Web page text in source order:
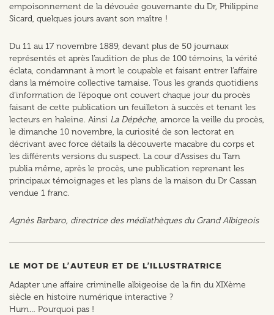
empoisonnement de la dévouée gouvernante du Dr, Philippine
Sicard, quelques jours avant son maître !
Du 11 au 17 novembre 1889, devant plus de 50 journaux
représentés et après l’audition de plus de 100 témoins, la vérité
éclata, condamnant à mort le coupable et faisant entrer l’affaire
dans la mémoire collective tarnaise. Tous les grands quotidiens
d’information de l’époque ont couvert chaque jour du procès
faisant de cette publication un feuilleton à succès et tenant les
lecteurs en haleine. Ainsi La Dépêche, amorce la veille du procès,
le dimanche 10 novembre, la curiosité de son lectorat en
décrivant avec force détails la découverte macabre du corps et
les différents versions du suspect. La cour d’Assises du Tarn
publia même, après le procès, une publication reprenant les
principaux témoignages et les plans de la maison du Dr Cassan
vendue 1 franc.
Agnès Barbaro, directrice des médiathèques du Grand Albigeois
LE MOT DE L’AUTEUR ET DE L’ILLUSTRATRICE
Adapter une affaire criminelle albigeoise de la fin du XIXème
siècle en histoire numérique interactive ?
Hum… Pourquoi pas !